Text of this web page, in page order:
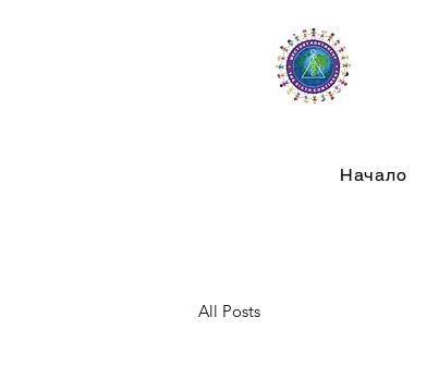
Начало
All Posts